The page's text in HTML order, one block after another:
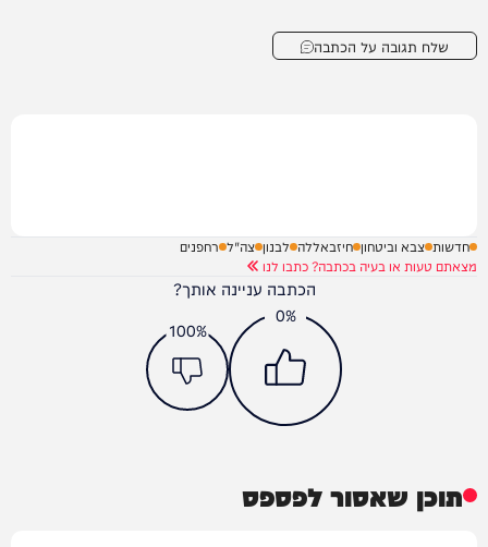
שלח תגובה על הכתבה
חדשות צבא וביטחון חיזבאללה לבנון צה"ל רחפנים
מצאתם טעות או בעיה בכתבה? כתבו לנו
הכתבה עניינה אותך?
0%
100%
תוכן שאסור לפספס